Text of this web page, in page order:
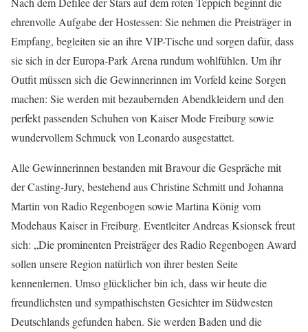
ehrenvolle Aufgabe der Hostessen: Sie nehmen die Preisträger in
Empfang, begleiten sie an ihre VIP-Tische und sorgen dafür, dass
sie sich in der Europa-Park Arena rundum wohlfühlen. Um ihr
Outfit müssen sich die Gewinnerinnen im Vorfeld keine Sorgen
machen: Sie werden mit bezaubernden Abendkleidern und den
perfekt passenden Schuhen von Kaiser Mode Freiburg sowie
wundervollem Schmuck von Leonardo ausgestattet.
Alle Gewinnerinnen bestanden mit Bravour die Gespräche mit
der Casting-Jury, bestehend aus Christine Schmitt und Johanna
Martin von Radio Regenbogen sowie Martina König vom
Modehaus Kaiser in Freiburg. Eventleiter Andreas Ksionsek freut
sich: „Die prominenten Preisträger des Radio Regenbogen Award
sollen unsere Region natürlich von ihrer besten Seite
kennenlernen. Umso glücklicher bin ich, dass wir heute die
freundlichsten und sympathischsten Gesichter im Südwesten
Deutschlands gefunden haben. Sie werden Baden und die